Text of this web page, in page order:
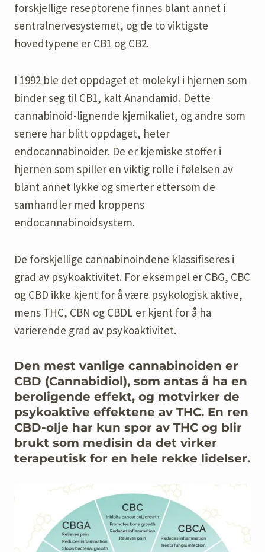
forskjellige reseptorene finnes blant annet i
sentralnervesystemet, og de to viktigste
hovedtypene er CB1 og CB2.
I 1992 ble det oppdaget et molekyl i hjernen som
binder seg til CB1, kalt Anandamid. Dette
cannabinoid-lignende kjemikaliet, og andre som
senere har blitt oppdaget, heter
endocannabinoider. De er kjemiske stoffer i
hjernen som spiller en viktig rolle i følelsen av
blant annet lykke og smerter ettersom de
samhandler med kroppens
endocannabinoidsystem.
De forskjellige cannabinoindene klassifiseres i
grad av psykoaktivitet. For eksempel er CBG, CBC
og CBD ikke kjent for å være psykologisk aktive,
mens THC, CBN og CBDL er kjent for å ha
varierende grad av psykoaktivitet.
Den mest vanlige cannabinoiden er
CBD (Cannabidiol), som antas å ha en
beroligende effekt, og motvirker de
psykoaktive effektene av THC. En ren
CBD-olje har kun spor av THC og blir
brukt som medisin da det virker
terapeutisk for en hele rekke lidelser.